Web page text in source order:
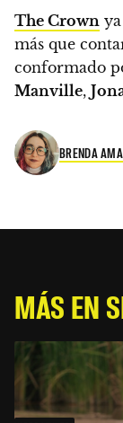
The Crown
más que
conformado
Manville,
BRENDA
MÁS EN